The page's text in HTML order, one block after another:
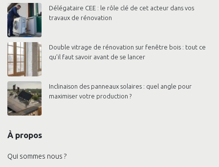
Délégataire CEE : le rôle clé de cet acteur dans vos
travaux de rénovation
Double vitrage de rénovation sur fenêtre bois : tout ce
qu’il faut savoir avant de se lancer
Inclinaison des panneaux solaires : quel angle pour
maximiser votre production ?
À propos
Qui sommes nous ?